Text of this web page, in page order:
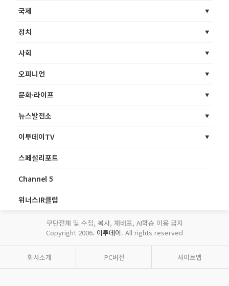
국제
정치
사회
오피니언
문화·라이프
뉴스발전소
이투데이TV
스페셜리포트
Channel 5
위너스IR클럽
무단전재 및 수집, 복사, 재배포, AI학습 이용 금지
Copyright 2006. 이투데이. All rights reserved
회사소개 PC버전 사이트맵